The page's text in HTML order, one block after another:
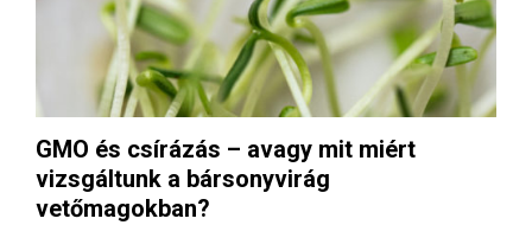
GMO és csírázás – avagy mit miért
vizsgáltunk a bársonyvirág
vetőmagokban?